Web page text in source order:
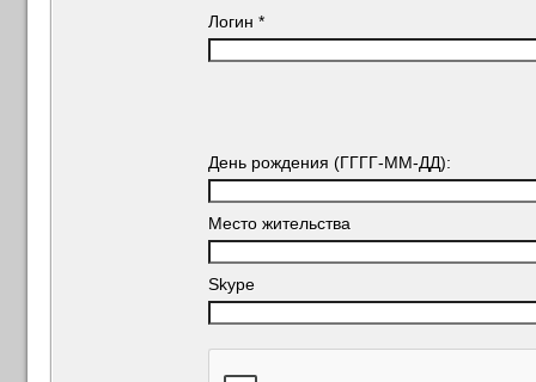
Логин *
День рождения (ГГГГ-ММ-ДД):
Место жительства
Skype